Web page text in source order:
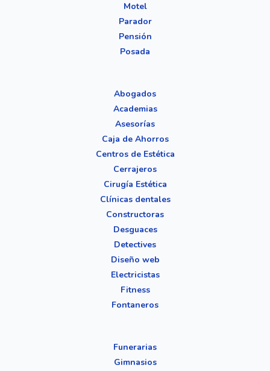
Motel
Parador
Pensión
Posada
Abogados
Academias
Asesorías
Caja de Ahorros
Centros de Estética
Cerrajeros
Cirugía Estética
Clínicas dentales
Constructoras
Desguaces
Detectives
Diseño web
Electricistas
Fitness
Fontaneros
Funerarias
Gimnasios